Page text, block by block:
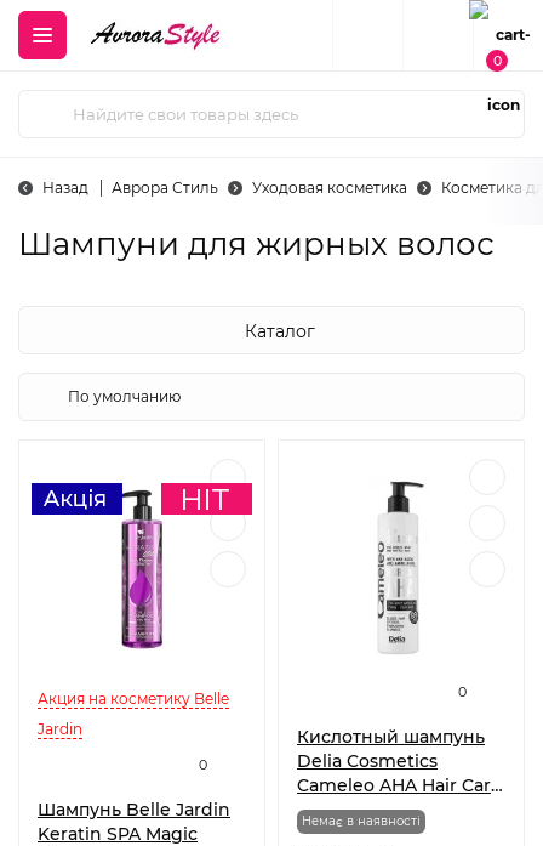
0
Назад Аврора Стиль Уходовая косметика Косметика
Шампуни для жирных волос
Каталог
0
Акция на косметику Belle
Jardin
Шампунь Belle Jardin
Keratin SPA Magic
0
Кислотный шампунь
Delia Cosmetics
Cameleo AHA Hair Care
для жирных, слабых и
ломких волос, 250 мл.
Немає в наявності